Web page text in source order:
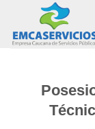
content